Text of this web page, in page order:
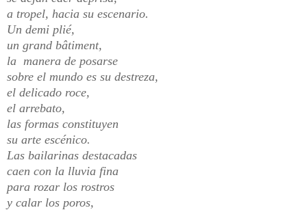
a tropel, hacia su escenario.
Un demi plié,
un grand bâtiment,
la manera de posarse
sobre el mundo es su destreza,
el delicado roce,
el arrebato,
las formas constituyen
su arte escénico.
Las bailarinas destacadas
caen con la lluvia fina
para rozar los rostros
y calar los poros,